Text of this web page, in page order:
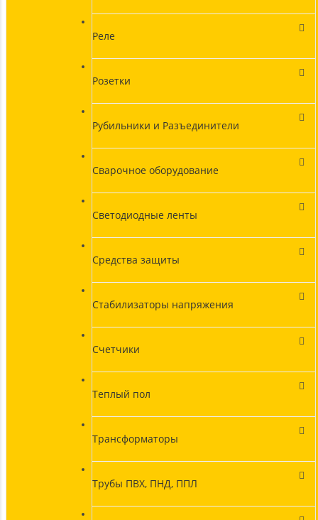
Реле
Розетки
Рубильники и Разъединители
Сварочное оборудование
Светодиодные ленты
Средства защиты
Стабилизаторы напряжения
Счетчики
Теплый пол
Трансформаторы
Трубы ПВХ, ПНД, ППЛ